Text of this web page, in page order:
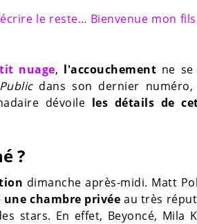
le reste… Bienvenue mon
nuage, l'accouchement ne
Publicdans son dernier numéro,
dévoile les détails de
?
dimanche après-midi. Matt
une chambre privée au très
stars. En effet, Beyoncé, Mila